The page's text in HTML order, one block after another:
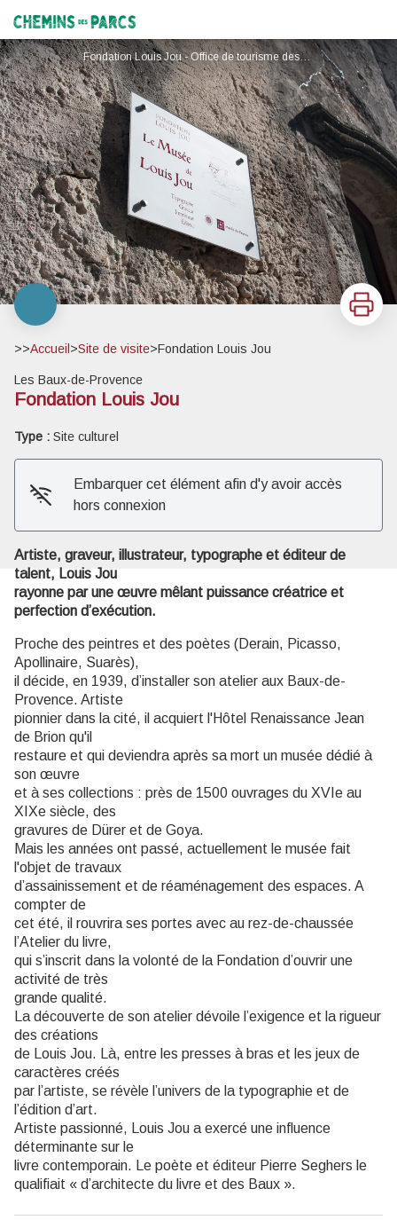
Chemins des Parcs
Fondation Louis Jou - Office de tourisme des Baux-de-Provenvce
Imprimer
>>Accueil >Site de visite>Fondation Louis Jou
Les Baux-de-Provence
Fondation Louis Jou
Type : Site culturel
Embarquer cet élément afin d'y avoir accès
hors connexion
Artiste, graveur, illustrateur, typographe et éditeur de
talent, Louis Jou
rayonne par une œuvre mêlant puissance créatrice et
perfection d’exécution.
Proche des peintres et des poètes (Derain, Picasso,
Apollinaire, Suarès),
il décide, en 1939, d’installer son atelier aux Baux-de-
Provence. Artiste
pionnier dans la cité, il acquiert l'Hôtel Renaissance Jean
de Brion qu'il
restaure et qui deviendra après sa mort un musée dédié à
son œuvre
et à ses collections : près de 1500 ouvrages du XVIe au
XIXe siècle, des
gravures de Dürer et de Goya.
Mais les années ont passé, actuellement le musée fait
l'objet de travaux
d’assainissement et de réaménagement des espaces. A
compter de
cet été, il rouvrira ses portes avec au rez-de-chaussée
l’Atelier du livre,
qui s’inscrit dans la volonté de la Fondation d’ouvrir une
activité de très
grande qualité.
La découverte de son atelier dévoile l’exigence et la rigueur
des créations
de Louis Jou. Là, entre les presses à bras et les jeux de
caractères créés
par l’artiste, se révèle l’univers de la typographie et de
l’édition d’art.
Artiste passionné, Louis Jou a exercé une influence
déterminante sur le
livre contemporain. Le poète et éditeur Pierre Seghers le
qualifiait « d’architecte du livre et des Baux ».